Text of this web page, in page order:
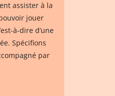
assister à la
jouer
à-dire d’une
Spécifions
par